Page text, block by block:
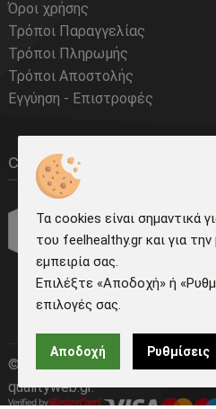
Όροι χρήσης
Τρόποι Παραγγελίας
Τρόποι Πληρωμής
Τρόποι Αποστολής
Εγγύηση - Επιστροφές
Courier Tracking
©
feelhealthy.gr |
qualityweb.gr.
Τα cookies είναι σημαντικά
του feelhealthy.gr και για
εμπειρία σας.
Επιλέξτε «Αποδοχή» ή
επιλογές σας.
Αποδοχή Ρυθμίσεις